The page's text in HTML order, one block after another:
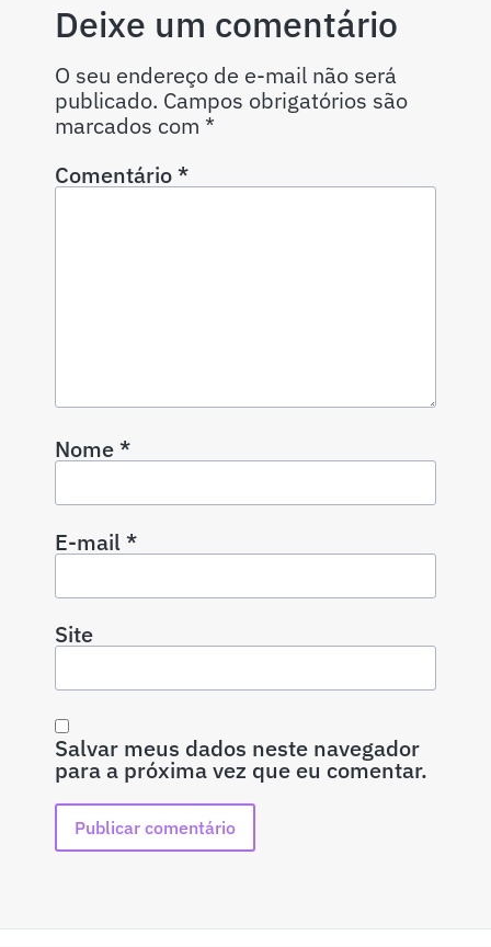
Deixe um comentário
O seu endereço de e-mail não será
publicado. Campos obrigatórios são
marcados com *
Comentário*
Nome*
E-mail*
Site
Salvar meus dados neste navegador
para a próxima vez que eu comentar.